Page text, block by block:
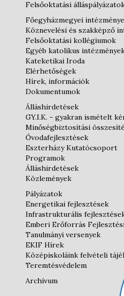
Felsőoktatási
Főegyházmegyei
Köznevelési és szakképző
Felsőoktatási kollégiumok
Egyéb katolikus
Kateketikai Iroda
Elérhetőségek
Hírek, információk
Dokumentumok
Álláshirdetések
GY.I.K. - gyakran ismételt
Minőségbiztosítási
Óvodafejlesztések
Eszterházy Kutatócsoport
Programok
Álláshirdetések
Közlemények
Pályázatok
Energetikai fejlesztések
Infrastrukturális
Emberi Erőforrás
Tanulmányi versenyek
EKIF Hírek
Középiskoláink felvételi
Teremtésvédelem
Archívum